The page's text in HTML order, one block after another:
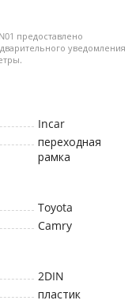
предоставлено
уведомления
Incar
переходная
рамка
Toyota
Camry
2DIN
пластик